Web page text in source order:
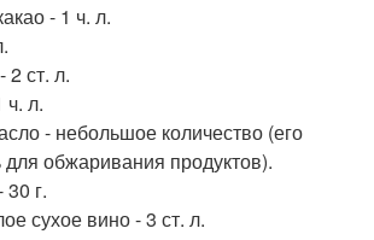
- 1 ч. л.
ст. л.
ч. л.
- небольшое количество (его
обжаривания продуктов).
г.
сухое вино - 3 ст. л.